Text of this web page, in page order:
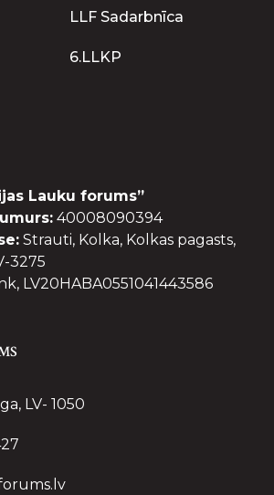
LLF Sadarbnīca
6.LLKP
Lauku forums”
40008090394
Strauti, Kolka, Kolkas pagasts,
3275
LV20HABA0551041443586
LV- 1050